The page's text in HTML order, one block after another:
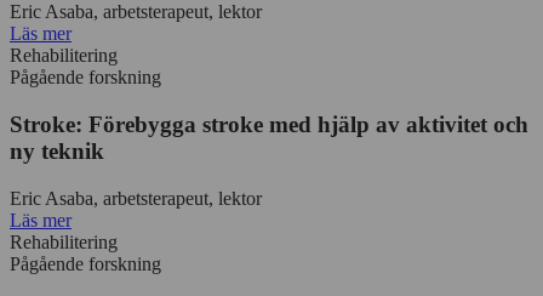
Eric Asaba, arbetsterapeut, lektor
Läs mer
Rehabilitering
Pågående forskning
Stroke: Förebygga stroke med hjälp av aktivitet och
ny teknik
Eric Asaba, arbetsterapeut, lektor
Läs mer
Rehabilitering
Pågående forskning